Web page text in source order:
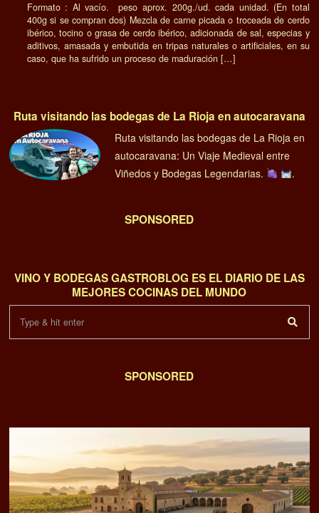
Formato : Al vacío. peso aprox. 200g./ud. cada unidad. (En total
400g si se compran dos) Mezcla de carne picada o troceada de cerdo
ibérico, tocino o grasa de cerdo ibérico, adicionada de sal, especias y
aditivos, amasada y embutida en tripas naturales o artificiales, en su
caso, que ha sufrido un proceso de maduración […]
Ruta visitando las bodegas de La Rioja en autocaravana
Ruta visitando las bodegas de La Rioja en
autocaravana: Un Viaje Medieval entre
Viñedos y Bodegas Legendarias.
.
SPONSORED
VINO Y BODEGAS GASTROBLOG ES EL DIARIO DE LAS
MEJORES COCINAS DEL MUNDO
SPONSORED